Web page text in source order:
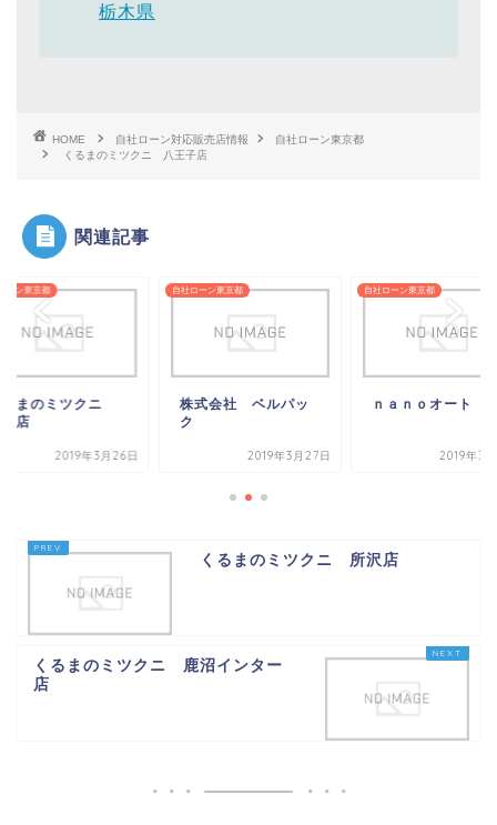
栃木県
HOME 自社ローン対応販売店情報
自社ローン東京都
くるまのミツクニ 八王子店
関連記事
ーン東京都
まのミツクニ
店
2019年3月26日
自社ローン東京都
株式会社 ベルパッ
ク
2019年3月27日
自社ローン東京都
ｎａｎｏオート
2019年3
くるまのミツクニ 所沢店
くるまのミツクニ 鹿沼インター
店